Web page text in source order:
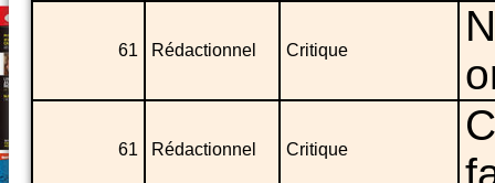
61 Rédactionnel Critique
61 Rédactionnel Critique